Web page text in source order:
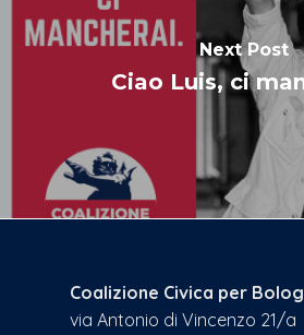
Next Post
Ciao Luis, ci
Coalizione Civica per
via Antonio di Vincenzo 21/a